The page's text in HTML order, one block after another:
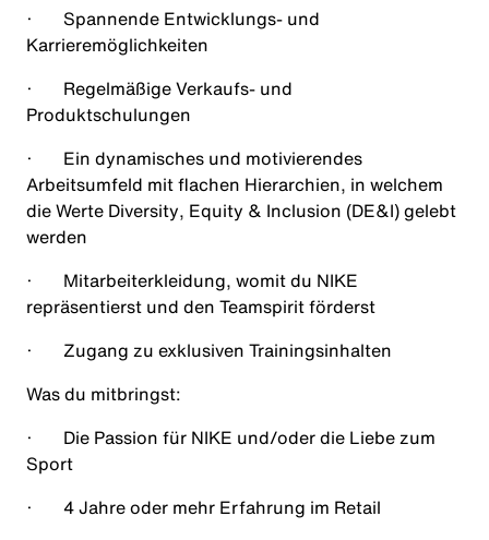
· Spannende Entwicklungs- und
Karrieremöglichkeiten
· Regelmäßige Verkaufs- und
Produktschulungen
· Ein dynamisches und motivierendes
Arbeitsumfeld mit flachen Hierarchien, in welchem
die Werte Diversity, Equity & Inclusion (DE&I) gelebt
werden
· Mitarbeiterkleidung, womit du NIKE
repräsentierst und den Teamspirit förderst
· Zugang zu exklusiven Trainingsinhalten
Was du mitbringst:
· Die Passion für NIKE und/oder die Liebe zum
Sport
· 4 Jahre oder mehr Erfahrung im Retail